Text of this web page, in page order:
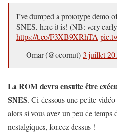
I’ve dumped a prototype demo
SNES, here it is! (NB: very
https://t.co/F3XB9XRhTA
— Omar (@ocornut)3 juillet
La ROM devra ensuite être
SNES. Ci-dessous une petite
alors si vous avez un peu de temps
nostalgiques, foncez dessus !